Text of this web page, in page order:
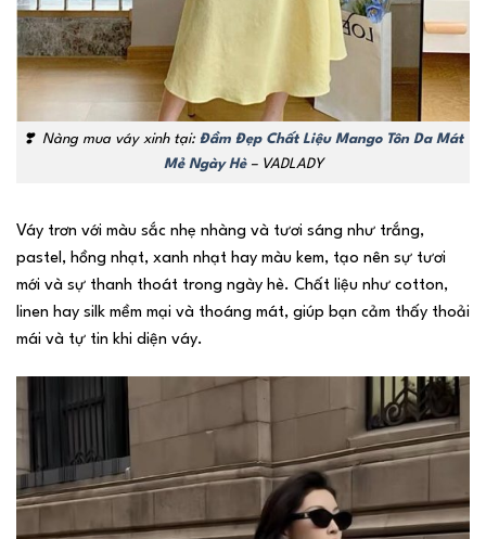
❣️ Nàng mua váy xinh tại: Đầm Đẹp Chất Liệu Mango Tôn Da Mát
Mẻ Ngày Hè– VADLADY
Váy trơn với màu sắc nhẹ nhàng và tươi sáng như trắng,
pastel, hồng nhạt, xanh nhạt hay màu kem, tạo nên sự tươi
mới và sự thanh thoát trong ngày hè. Chất liệu như cotton,
linen hay silk mềm mại và thoáng mát, giúp bạn cảm thấy thoải
mái và tự tin khi diện váy.